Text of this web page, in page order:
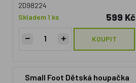
2D98224
Skladem 1 ks
599 Kč
KOUPIT
Small Foot Dětská houpačka